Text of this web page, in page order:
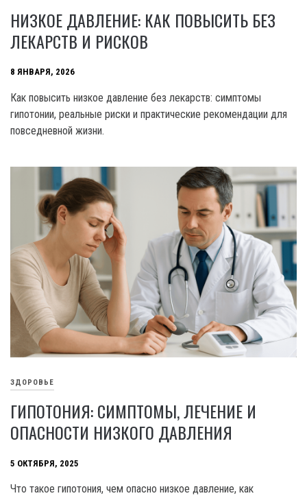
НИЗКОЕ ДАВЛЕНИЕ: КАК ПОВЫСИТЬ БЕЗ
ЛЕКАРСТВ И РИСКОВ
8 ЯНВАРЯ, 2026
Как повысить низкое давление без лекарств: симптомы
гипотонии, реальные риски и практические рекомендации для
повседневной жизни.
ЗДОРОВЬЕ
ГИПОТОНИЯ: СИМПТОМЫ, ЛЕЧЕНИЕ И
ОПАСНОСТИ НИЗКОГО ДАВЛЕНИЯ
5 ОКТЯБРЯ, 2025
Что такое гипотония, чем опасно низкое давление, как